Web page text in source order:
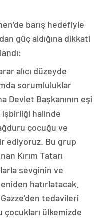
barış hedefiyle
güç aldığına dikkati
alıcı düzeyde
sorumluluklar
Devlet Başkanının eşi
işbirliği halinde
çocuğu ve
ediyoruz. Bu grup
Kırım Tatarı
sevginin ve
hatırlatacak.
tedavileri
ülkemizde